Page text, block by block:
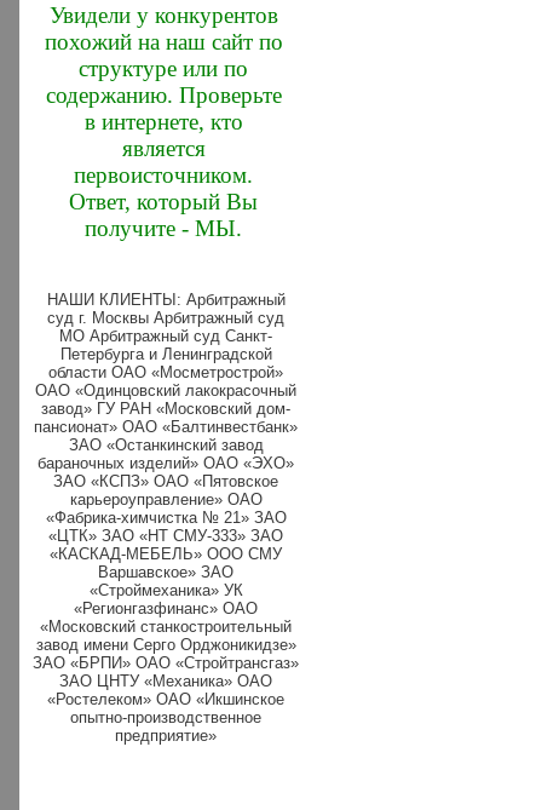
Увидели у конкурентов
похожий на наш сайт по
структуре или по
содержанию. Проверьте
в интернете, кто
является
первоисточником.
Ответ, который Вы
получите - МЫ.
НАШИ КЛИЕНТЫ: Арбитражный
суд г. Москвы Арбитражный суд
МО Арбитражный суд Санкт-
Петербурга и Ленинградской
области ОАО «Мосметрострой»
ОАО «Одинцовский лакокрасочный
завод» ГУ РАН «Московский дом-
пансионат» ОАО «Балтинвестбанк»
ЗАО «Останкинский завод
бараночных изделий» ОАО «ЭХО»
ЗАО «КСПЗ» ОАО «Пятовское
карьероуправление» ОАО
«Фабрика-химчистка № 21» ЗАО
«ЦТК» ЗАО «НТ СМУ-333» ЗАО
«КАСКАД-МЕБЕЛЬ» ООО СМУ
Варшавское» ЗАО
«Строймеханика» УК
«Регионгазфинанс» ОАО
«Московский станкостроительный
завод имени Серго Орджоникидзе»
ЗАО «БРПИ» ОАО «Стройтрансгаз»
ЗАО ЦНТУ «Механика» ОАО
«Ростелеком» ОАО «Икшинское
опытно-производственное
предприятие»